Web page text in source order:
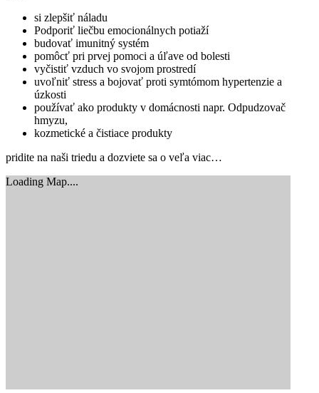
si zlepšiť náladu
Podporiť liečbu emocionálnych potiaží
budovať imunitný systém
pomôcť pri prvej pomoci a úľave od bolesti
vyčistiť vzduch vo svojom prostredí
uvoľniť stress a bojovať proti symtómom hypertenzie a
úzkosti
používať ako produkty v domácnosti napr. Odpudzovač
hmyzu,
kozmetické a čistiace produkty
pridite na naši triedu a dozviete sa o veľa viac…
Loading Map....